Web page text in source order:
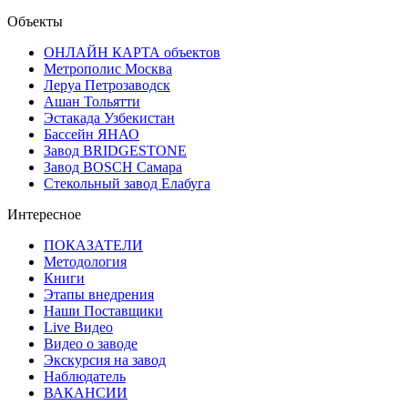
Объекты
ОНЛАЙН КАРТА объектов
Метрополис Москва
Леруа Петрозаводск
Ашан Тольятти
Эстакада Узбекистан
Бассейн ЯНАО
Завод BRIDGESTONE
Завод BOSCH Самара
Стекольный завод Елабуга
Интересное
ПОКАЗАТЕЛИ
Методология
Книги
Этапы внедрения
Наши Поставщики
Live Видео
Видео о заводе
Экскурсия на завод
Наблюдатель
ВАКАНСИИ